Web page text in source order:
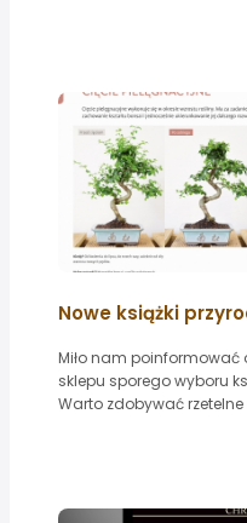
Nowe książki
Miło nam
sklepu sporego wyboru
Warto zdobywać